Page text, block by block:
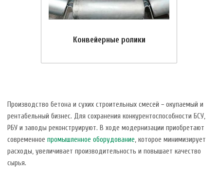
Конвейерные ролики
Производство бетона и сухих строительных смесей − окупаемый и
рентабельный бизнес. Для сохранения конкурентоспособности БСУ,
РБУ и заводы реконструируют. В ходе модернизации приобретают
современное промышленное оборудование, которое минимизирует
расходы, увеличивает производительность и повышает качество
сырья.